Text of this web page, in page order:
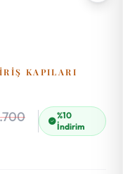
KAPILARI
%10
İndirim